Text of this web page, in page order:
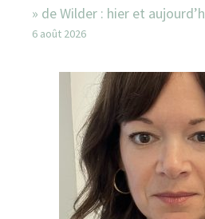
» de Wilder : hier et
6 août 2026